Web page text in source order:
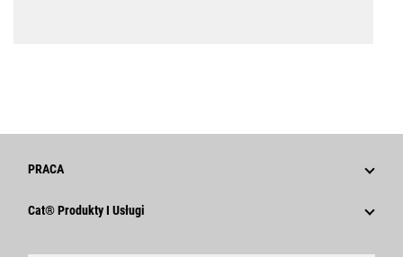
PRACA
Dlaczego Caterpillar?
Cat® Produkty I Usługi